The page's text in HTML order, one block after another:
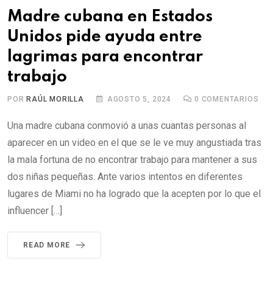
Madre cubana en Estados
Unidos pide ayuda entre
lagrimas para encontrar
trabajo
PORRAÚL MORILLA AGOSTO 5, 2024 0 COMENTARIOS
Una madre cubana conmovió a unas cuantas personas al
aparecer en un video en el que se le ve muy angustiada tras
la mala fortuna de no encontrar trabajo para mantener a sus
dos niñas pequeñas. Ante varios intentos en diferentes
lugares de Miami no ha logrado que la acepten por lo que el
influencer […]
READ MORE